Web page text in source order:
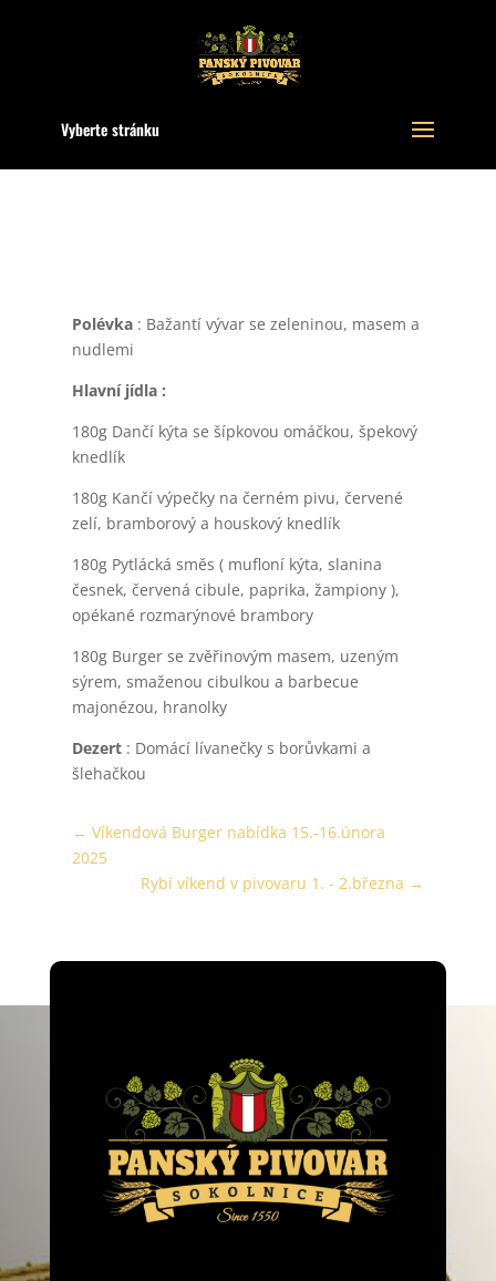
Vyberte stránku
Polévka: Bažantí vývar se zeleninou, masem a
nudlemi
Hlavní jídla :
180g Dančí kýta se šípkovou omáčkou, špekový
knedlík
180g Kančí výpečky na černém pivu, červené
zelí, bramborový a houskový knedlík
180g Pytlácká směs ( mufloní kýta, slanina
česnek, červená cibule, paprika, žampiony ),
opékané rozmarýnové brambory
180g Burger se zvěřinovým masem, uzeným
sýrem, smaženou cibulkou a barbecue
majonézou, hranolky
Dezert : Domácí lívanečky s borůvkami a
šlehačkou
← Víkendová Burger nabídka 15.-16.února
2025
Rybí víkend v pivovaru 1. - 2.března →